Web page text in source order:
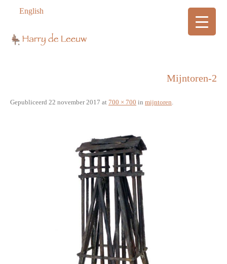
English
Mijntoren-2
Gepubliceerd 22 november 2017 at 700 × 700 in mijntoren.